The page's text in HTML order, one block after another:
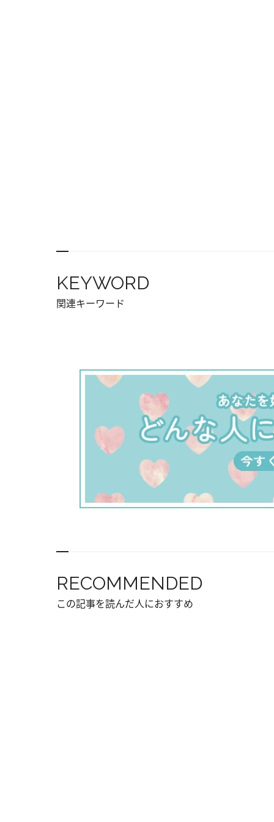
KEYWORD
関連キーワード
RECOMMENDED
この記事を読んだ人におすすめ